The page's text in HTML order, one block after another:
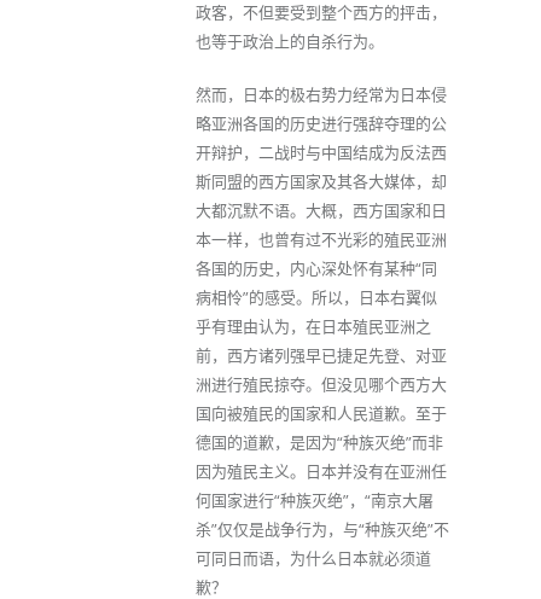
政客，不但要受到整个西方的抨击，
也等于政治上的自杀行为。
然而，日本的极右势力经常为日本侵
略亚洲各国的历史进行强辞夺理的公
开辩护，二战时与中国结成为反法西
斯同盟的西方国家及其各大媒体，却
大都沉默不语。大概，西方国家和日
本一样，也曾有过不光彩的殖民亚洲
各国的历史，内心深处怀有某种“同
病相怜”的感受。所以，日本右翼似
乎有理由认为，在日本殖民亚洲之
前，西方诸列强早已捷足先登、对亚
洲进行殖民掠夺。但没见哪个西方大
国向被殖民的国家和人民道歉。至于
德国的道歉，是因为“种族灭绝”而非
因为殖民主义。日本并没有在亚洲任
何国家进行“种族灭绝”，“南京大屠
杀”仅仅是战争行为，与“种族灭绝”不
可同日而语，为什么日本就必须道
歉？